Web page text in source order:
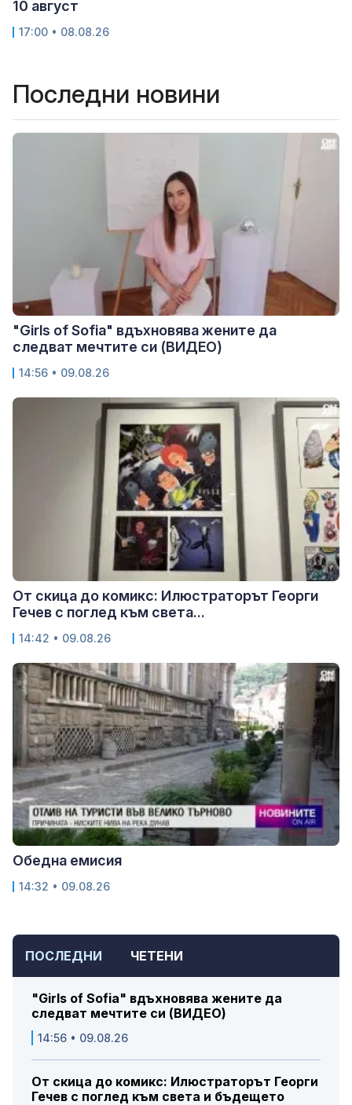
ПОСЛЕДНИ ЧЕТЕНИ
"Girls of Sofia" вдъхновява жените да
следват мечтите си (ВИДЕО)
14:56 • 09.08.26
От скица до комикс: Илюстраторът Георги
Гечев с поглед към света и бъдещето
10 август
17:00 • 08.08.26
Последни новини
"Girls of Sofia" вдъхновява жените да
следват мечтите си (ВИДЕО)
14:56 • 09.08.26
От скица до комикс: Илюстраторът Георги
Гечев с поглед към света...
14:42 • 09.08.26
Обедна емисия
14:32 • 09.08.26